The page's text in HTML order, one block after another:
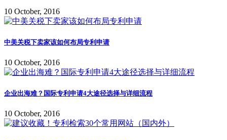
10 October, 2016
中美关税下卖家该如何布局专利申请
10 October, 2016
企业出海难？国际专利申请4大途径选择与详细流程
10 October, 2016